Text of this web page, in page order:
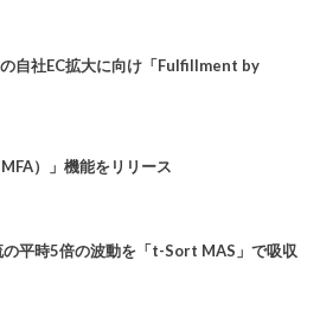
自社EC拡大に向け「Fulfillment by
）」機能をリリース
平時5倍の波動を「t-Sort MAS」で吸収